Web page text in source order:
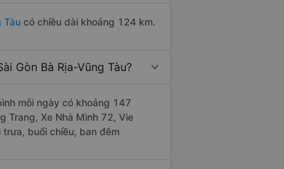
Tàu có chiều dài khoảng 124 km.
Gòn Bà Rịa-Vũng Tàu?
mỗi ngày có khoảng 147
Trang, Xe Nhà Mình 72, Vie
buổi chiều, ban đêm